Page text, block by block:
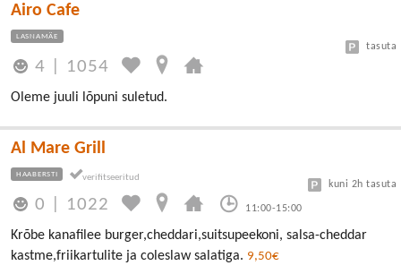
Airo Cafe
LASNAMÄE
4 1054
tasuta
Oleme juuli lõpuni suletud.
Al Mare Grill
HAABERSTI
0 1022 11:00-15:00
kuni 2h tasuta
Krõbe kanafilee burger,cheddari,suitsupeekoni, salsa-cheddar
kastme,friikartulite ja coleslaw salatiga. 9,50€